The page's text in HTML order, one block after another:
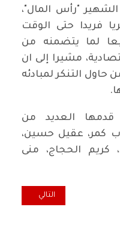
"رأس المال"،
فريدا حتى الوقت
لما يتضمنه من
مشيرا إلى ان
التنكر لمبادئه
قدمها العديد من
كمر، عقيل حسين،
كريم الحجاج، منى
عن "شحة المياه في نهري دجلة
المقال التالي:
التالي